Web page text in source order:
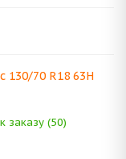
70 R18 63H
заказу (50)